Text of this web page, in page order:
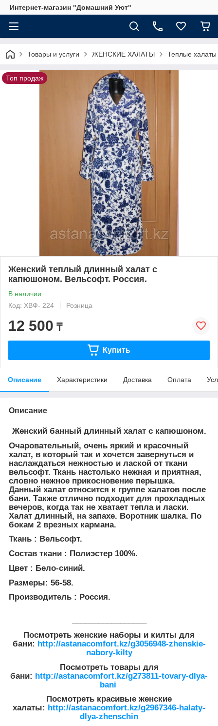
Интернет-магазин "Домашний Уют"
Товары и услуги ЖЕНСКИЕ ХАЛАТЫ Теплые халаты
Топ продаж
Женский теплый длинный халат с
капюшоном. Вельсофт. Россия.
В наличии
Код: ХВФ- 224
Розница
12 500 ₸
Купить
Описание Характеристики Доставка Оплата
Описание
Женский банный длинный халат с капюшоном.
Очаровательный, очень яркий и красочный
халат, в который так и хочется завернуться и
наслаждаться нежностью и лаской от ткани
вельсофт. Ткань настолько нежная и приятная,
словно нежное прикосновение перышка.
Данный халат относится к группе халатов после
бани. Также отлично подходит для прохладных
вечеров, когда так не хватает тепла и ласки.
Халат длинный, на запахе. Воротник шалка. По
бокам 2 врезных кармана.
Ткань : Вельсофт.
Состав ткани : Полиэстер 100%.
Цвет : Бело-синий.
Размеры: 56-58.
Производитель : Россия.
Посмотреть женские наборы и килты для
бани: http://astanacomfort.kz/g3056948-zhenskie-
nabory-kilty
Посмотреть товары для
бани: http://astanacomfort.kz/g273811-tovary-dlya-
bani
Посмотреть красивые женские
халаты: http://astanacomfort.kz/g2967346-halaty-
dlya-zhenschin